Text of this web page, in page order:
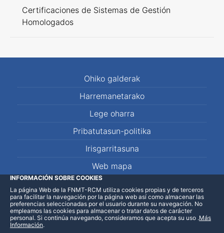
Certificaciones de Sistemas de Gestión
Homologados
Ohiko galderak
Harremanetarako
Lege oharra
Pribatutasun-politika
Irisgarritasuna
Web mapa
LinkedInFacebookWhatsApp
INFORMACIÓN SOBRE COOKIES
La página Web de la FNMT-RCM utiliza cookies propias y de terceros
para facilitar la navegación por la página web así como almacenar las
preferencias seleccionadas por el usuario durante su navegación. No
empleamos las cookies para almacenar o tratar datos de carácter
personal. Si continúa navegando, consideramos que acepta su uso .Más
Información.